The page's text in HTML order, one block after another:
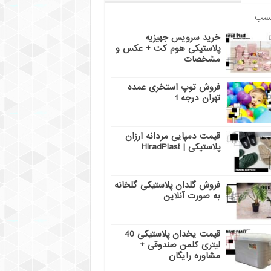
خرید سرویس جهیزیه
پلاستیکی هوم کت + عکس و
مشخصات
فروش توپ استخری عمده
تهران درجه 1
قیمت دمپایی مردانه ارزان
پلاستیکی | HiradPlast
فروش گلدان پلاستیکی گلخانه
به صورت آنلاین
قیمت یخدان پلاستیکی 40
لیتری کلمن صندوقی +
مشاوره رایگان